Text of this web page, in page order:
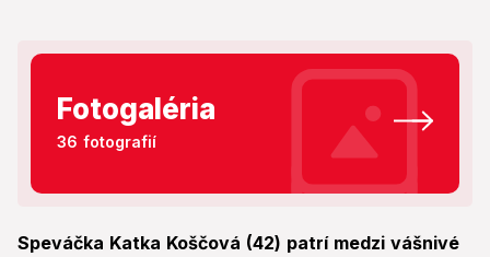
Fotogaléria
36 fotografií
Speváčka Katka Koščová (42) patrí medzi vášnivé